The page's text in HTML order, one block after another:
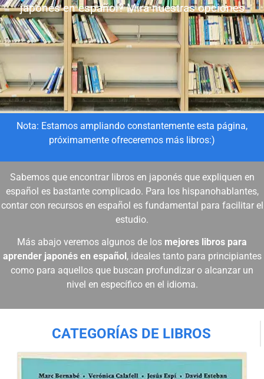
japonés en español? Mira nuestras opciones
Nota: Estamos ampliando constantemente esta página,
próximamente ofreceremos más libros:)
Sabemos que encontrar libros en japonés que expliquen en
español es bastante complicado. Para los hispanohablantes,
contar con recursos en español es fundamental para facilitar el
estudio.
Más abajo veremos algunos de los mejores libros para
aprender japonés en español, ideales tanto para principiantes
como para aquellos que buscan profundizar o alcanzar un
nivel en específico en el idioma.
CATEGORÍAS DE LIBROS